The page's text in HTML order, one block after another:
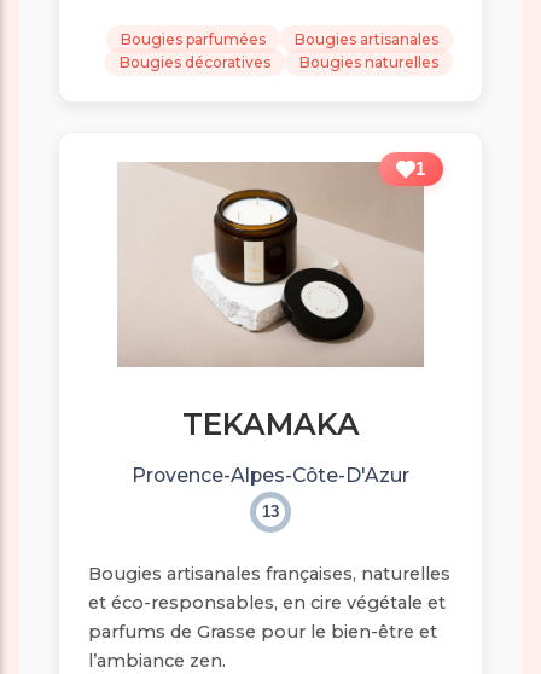
Bougies parfumées
Bougies artisanales
Bougies décoratives
Bougies naturelles
1
TEKAMAKA
Provence-Alpes-Côte-D'Azur
13
Bougies artisanales françaises, naturelles
et éco-responsables, en cire végétale et
parfums de Grasse pour le bien-être et
l’ambiance zen.